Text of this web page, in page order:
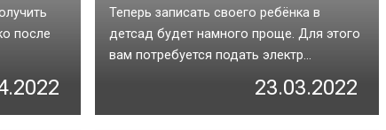
после
Теперь записать своего ребёнка в
детсад будет намного проще. Для этого
вам потребуется подать электр...
23.03.2022